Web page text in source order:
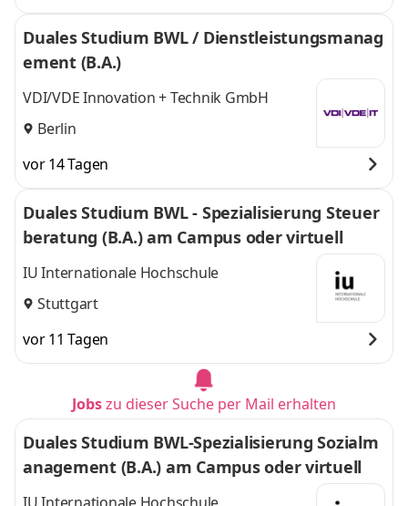
Duales Studium BWL / Dienstleistungsmanag
ement (B.A.)
VDI/VDE Innovation + Technik GmbH
Berlin
vor 14 Tagen
Duales Studium BWL - Spezialisierung Steuer
beratung (B.A.) am Campus oder virtuell
IU Internationale Hochschule
Stuttgart
vor 11 Tagen
Jobszu dieser Suche per Mail erhalten
Duales Studium BWL-Spezialisierung Sozialm
anagement (B.A.) am Campus oder virtuell